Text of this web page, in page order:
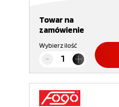
Towar na
zamówienie
Wybierz ilość